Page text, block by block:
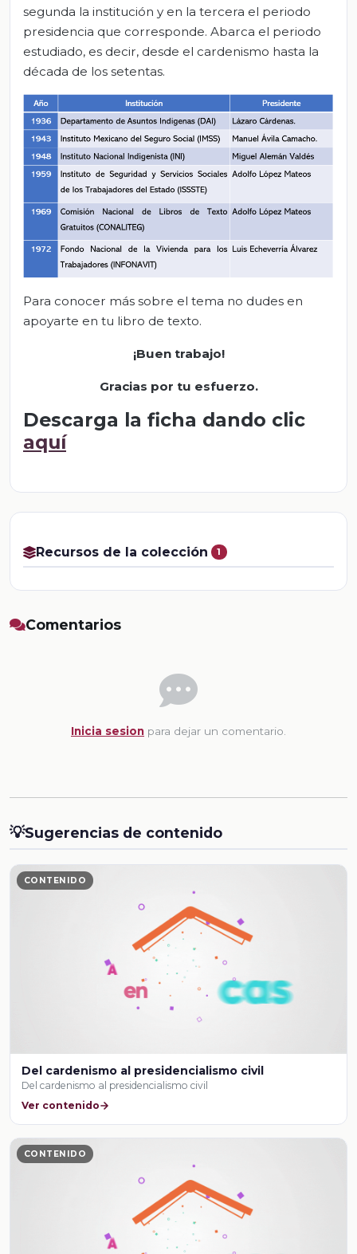
segunda la institución y en la tercera el periodo
presidencia que corresponde. Abarca el periodo
estudiado, es decir, desde el cardenismo hasta la
década de los setentas.
Para conocer más sobre el tema no dudes en
apoyarte en tu libro de texto.
¡Buen trabajo!
Gracias por tu esfuerzo.
Descarga la ficha dando clic
aquí
Recursos de la colección 1
Comentarios
Inicia sesion para dejar un comentario.
💡Sugerencias de contenido
CONTENIDO
Del cardenismo al presidencialismo civil
Del cardenismo al presidencialismo civil
Ver contenido
CONTENIDO